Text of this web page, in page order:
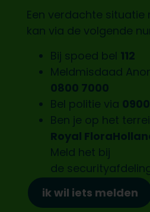
Een verdachte situatie
kan via de volgende
Bij spoed bel 112
Meldmisdaad
0800 7000
Bel politie via
Ben je op het
Royal
Meld het bij
de
ik wil iets melden